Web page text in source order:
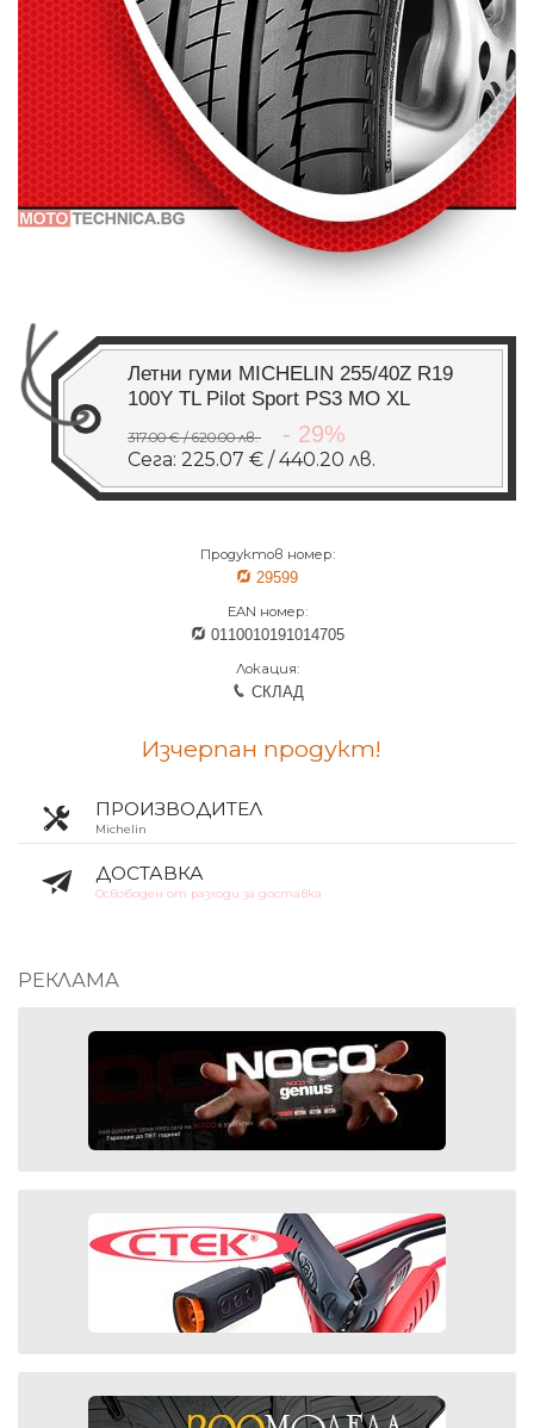
Летни гуми MICHELIN 255/40Z R19
100Y TL Pilot Sport PS3 MO XL
317.00 € / 620.00 лв. - 29%
Сега: 225.07 € / 440.20 лв.
Продуктов номер:
29599
EAN номер:
0110010191014705
Локация:
СКЛАД
Изчерпан продукт!
ПРОИЗВОДИТЕЛ
Michelin
ДОСТАВКА
Освободен от разходи за доставка
РЕКЛАМА